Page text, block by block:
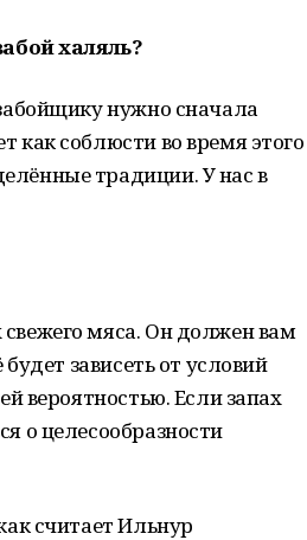
халяль?
нужно сначала
как соблюсти во время этого
традиции. У нас в
мяса. Он должен вам
зависеть от условий
вероятностью. Если запах
о целесообразности
считает Ильнур